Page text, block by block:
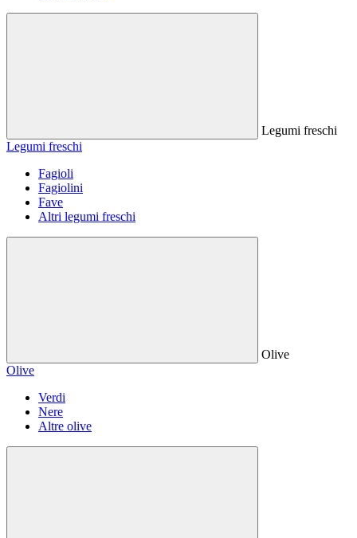
Legumi freschi
Legumi freschi
Fagioli
Fagiolini
Fave
Altri legumi freschi
Olive
Olive
Verdi
Nere
Altre olive